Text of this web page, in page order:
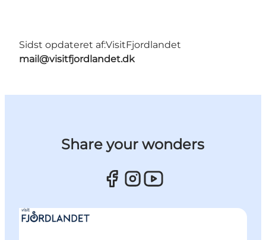
Sidst opdateret af:VisitFjordlandet
mail@visitfjordlandet.dk
Share your wonders